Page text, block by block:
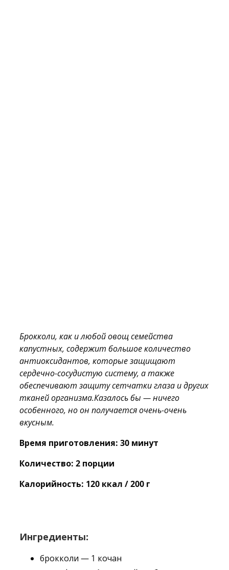
Брокколи, как и любой овощ семейства
капустных, содержит большое количество
антиоксидантов, которые защищают
сердечно-сосудистую систему, а также
обеспечивают защиту сетчатки глаза и других
тканей организма.Казалось бы — ничего
особенного, но он получается очень-очень
вкусным.
Время приготовления: 30 минут
Количество: 2 порции
Калорийность: 120 ккал / 200 г
Ингредиенты:
брокколи — 1 кочан